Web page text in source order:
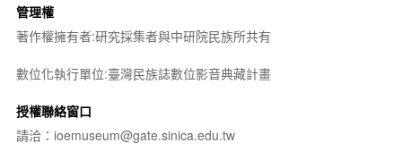
管理權
著作權擁有者:研究採集者與中研院民族所共有
數位化執行單位:臺灣民族誌數位影音典藏計畫
授權聯絡窗口
請洽：ioemuseum@gate.sinica.edu.tw